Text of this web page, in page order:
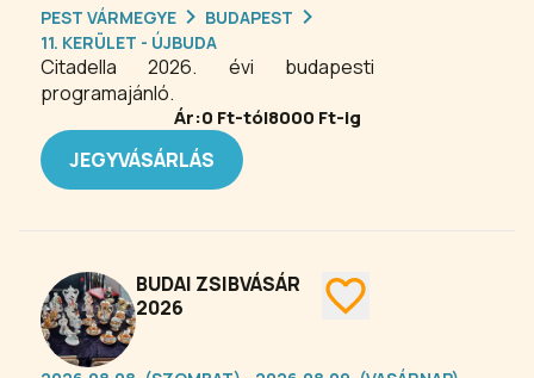
is. Élje át velünk a repülés szépségét,
fedezze fel velünk a magasból a
főváros, a Dunakanyar és a Balaton
lenyűgöző szépségét! Szeretettel
várjuk a Budaörsi Repülőtéren.
PEST VÁRMEGYE
BUDAPEST
11. KERÜLET - ÚJBUDA
Citadella 2026. évi budapesti
programajánló.
Ár:0 Ft-tól8000 Ft-ig
JEGYVÁSÁRLÁS
BUDAI ZSIBVÁSÁR
2026